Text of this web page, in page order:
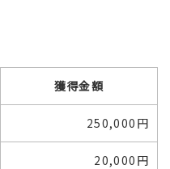
獲得金額
250,000円
20,000円